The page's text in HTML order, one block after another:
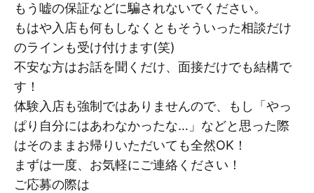
もう嘘の保証などに騙されないでください。
もはや入店も何もしなくともそういった相談だけ
のラインも受け付けます(笑)
不安な方はお話を聞くだけ、面接だけでも結構で
す！
体験入店も強制ではありませんので、もし「やっ
ぱり自分にはあわなかったな…」などと思った際
はそのままお帰りいただいても全然OK！
まずは一度、お気軽にご連絡ください！
ご応募の際は